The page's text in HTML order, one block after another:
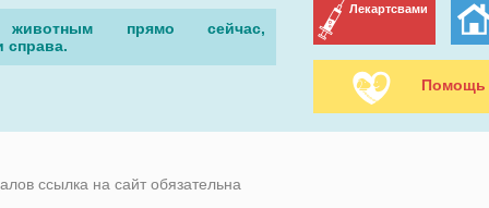
прямо сейчас,
справа.
Лекартсвами
Помощь
ссылка на сайт обязательна